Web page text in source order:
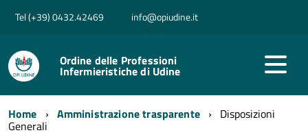
Tel (+39) 0432.42469 info@opiudine.it
Ordine delle Professioni
Infermieristiche di Udine
Home Amministrazione trasparente Disposizioni
Generali